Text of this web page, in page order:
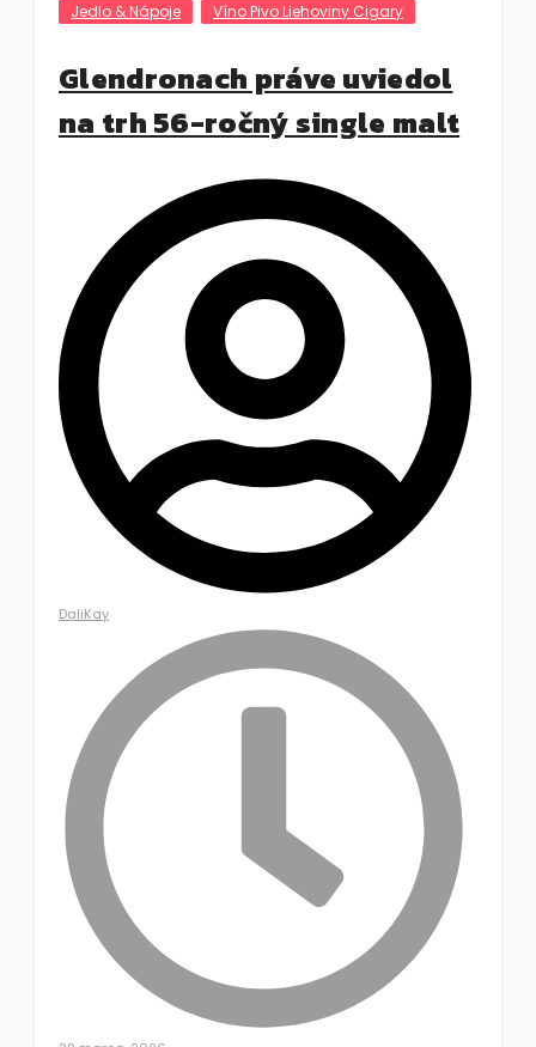
Jedlo & Nápoje Víno Pivo Liehoviny Cigary
Glendronach práve uviedol
na trh 56-ročný single malt
DaliKay